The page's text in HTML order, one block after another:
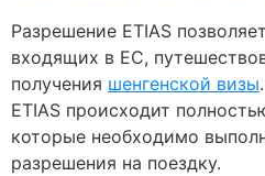
Разрешение ETIAS
входящих в ЕС,
получения шенгенской визы
ETIAS происходит
которые необходимо
разрешения на поездку.